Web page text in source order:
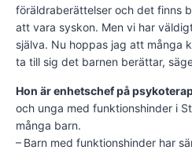
föräldraberättelser och det finns
att vara syskon. Men vi har
själva. Nu hoppas jag att många
ta till sig det barnen berättar,
Hon är enhetschef på
och unga med funktionshinder i
många barn.
– Barn med funktionshinder har